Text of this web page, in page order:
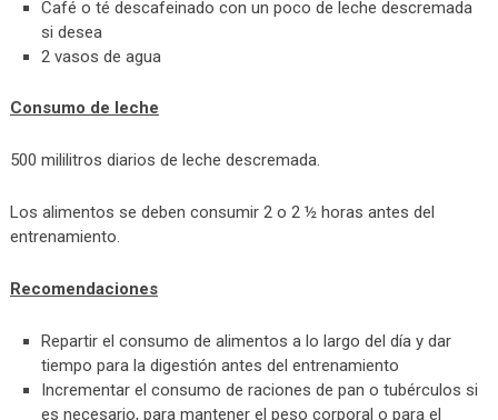
Café o té descafeinado con un poco de leche descremada
si desea
2 vasos de agua
Consumo de leche
500 mililitros diarios de leche descremada.
Los alimentos se deben consumir 2 o 2 ½ horas antes del
entrenamiento.
Recomendaciones
Repartir el consumo de alimentos a lo largo del día y dar
tiempo para la digestión antes del entrenamiento
Incrementar el consumo de raciones de pan o tubérculos si
es necesario, para mantener el peso corporal o para el